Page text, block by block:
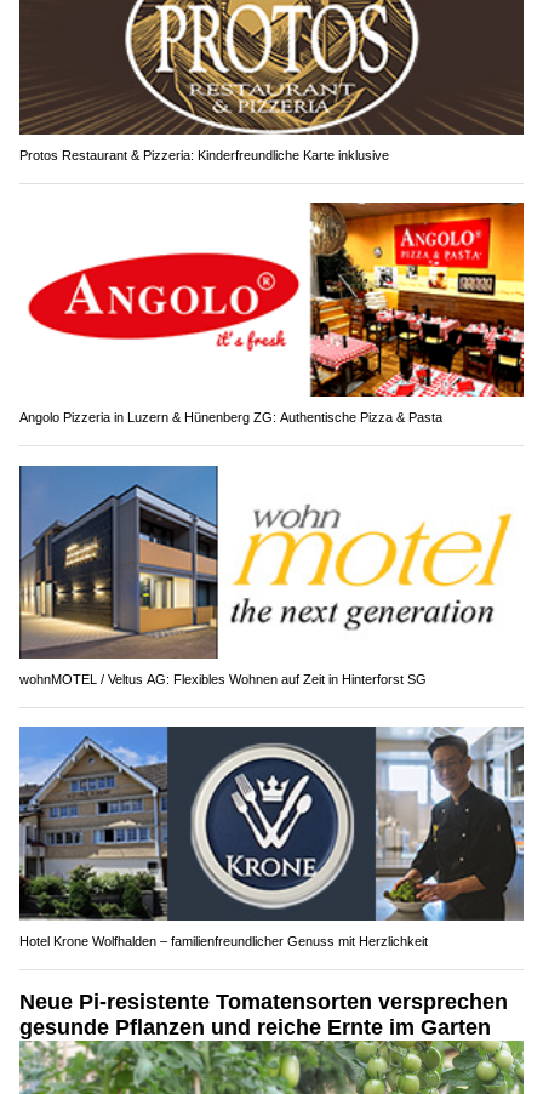
Protos Restaurant & Pizzeria: Kinderfreundliche Karte inklusive
Angolo Pizzeria in Luzern & Hünenberg ZG: Authentische Pizza & Pasta
wohnMOTEL / Veltus AG: Flexibles Wohnen auf Zeit in Hinterforst SG
Hotel Krone Wolfhalden – familienfreundlicher Genuss mit Herzlichkeit
Neue Pi-resistente Tomatensorten versprechen
gesunde Pflanzen und reiche Ernte im Garten